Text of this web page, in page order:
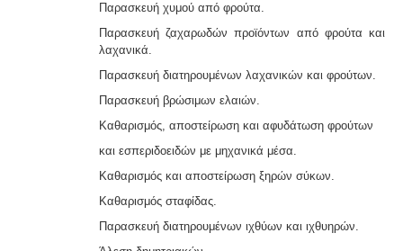
Παρασκευή χυμού από φρούτα.
Παρασκευή ζαχαρωδών προϊόντων από φρούτα και
λαχανικά.
Παρασκευή διατηρουμένων λαχανικών και φρούτων.
Παρασκευή βρώσιμων ελαιών.
Καθαρισμός, αποστείρωση και αφυδάτωση φρούτων
και εσπεριδοειδών με μηχανικά μέσα.
Καθαρισμός και αποστείρωση ξηρών σύκων.
Καθαρισμός σταφίδας.
Παρασκευή διατηρουμένων ιχθύων και ιχθυηρών.